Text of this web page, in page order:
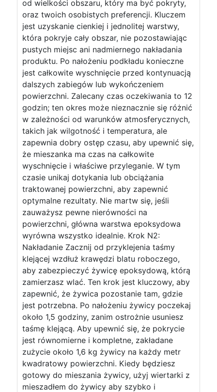
od wielkości obszaru, który ma być pokryty,
oraz twoich osobistych preferencji. Kluczem
jest uzyskanie cienkiej i jednolitej warstwy,
która pokryje cały obszar, nie pozostawiając
pustych miejsc ani nadmiernego nakładania
produktu. Po nałożeniu podkładu konieczne
jest całkowite wyschnięcie przed kontynuacją
dalszych zabiegów lub wykończeniem
powierzchni. Zalecany czas oczekiwania to 12
godzin; ten okres może nieznacznie się różnić
w zależności od warunków atmosferycznych,
takich jak wilgotność i temperatura, ale
zapewnia dobry ostęp czasu, aby upewnić się,
że mieszanka ma czas na całkowite
wyschnięcie i właściwe przyleganie. W tym
czasie unikaj dotykania lub obciążania
traktowanej powierzchni, aby zapewnić
optymalne rezultaty. Nie martw się, jeśli
zauważysz pewne nierówności na
powierzchni, główna warstwa epoksydowa
wyrówna wszystko idealnie. Krok N2:
Nakładanie Zacznij od przyklejenia taśmy
klejącej wzdłuż krawędzi blatu roboczego,
aby zabezpieczyć żywicę epoksydową, którą
zamierzasz wlać. Ten krok jest kluczowy, aby
zapewnić, że żywica pozostanie tam, gdzie
jest potrzebna. Po nałożeniu żywicy poczekaj
około 1,5 godziny, zanim ostrożnie usuniesz
taśmę klejącą. Aby upewnić się, że pokrycie
jest równomierne i kompletne, zakładane
zużycie około 1,6 kg żywicy na każdy metr
kwadratowy powierzchni. Kiedy będziesz
gotowy do mieszania żywicy, użyj wiertarki z
mieszadłem do żywicy aby szybko i